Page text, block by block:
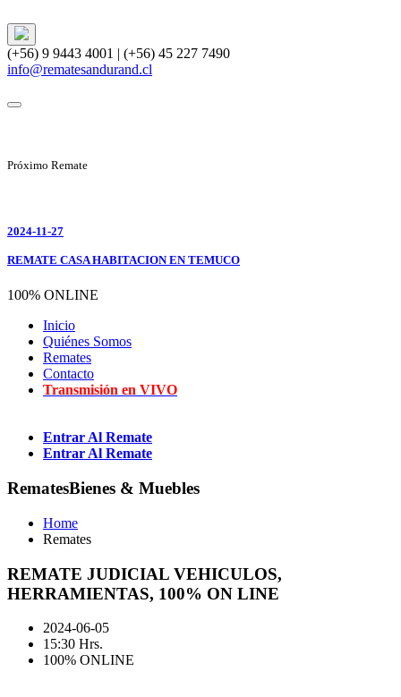
(+56) 9 9443 4001 | (+56) 45 227 7490
info@rematesandurand.cl
Próximo Remate
2024-11-27
REMATE CASA HABITACION EN TEMUCO
100% ONLINE
Inicio
Quiénes Somos
Remates
Contacto
Transmisión en VIVO
Entrar Al Remate
Entrar Al Remate
RematesBienes & Muebles
Home
Remates
REMATE JUDICIAL VEHICULOS,
HERRAMIENTAS, 100% ON LINE
2024-06-05
15:30 Hrs.
100% ONLINE